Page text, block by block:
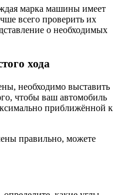
марка машины имеет
всего проверить их
о необходимых
хода
необходимо выставить
чтобы ваш автомобиль
приближённой к
правильно, можете